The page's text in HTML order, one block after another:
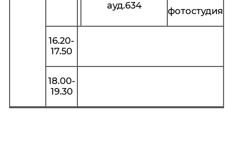
ауд.634 фотостудия
16.20-
17.50
18.00-
19.30